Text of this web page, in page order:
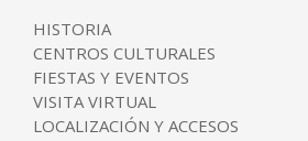
HISTORIA
CENTROS CULTURALES
FIESTAS Y EVENTOS
VISITA VIRTUAL
LOCALIZACIÓN Y ACCESOS